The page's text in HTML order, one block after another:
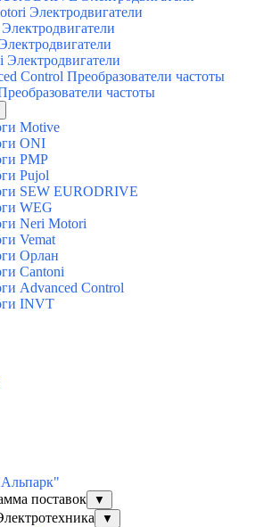
Электродвигатели
Электродвигатели
Control Преобразователи частоты
частоты
Motive
ONI
PMP
Pujol
SEW EURODRIVE
WEG
Neri Motori
Vemat
Орлан
Cantoni
Advanced Control
INVT
поставок
▼
▼